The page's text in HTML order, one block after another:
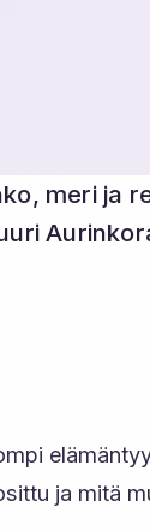
meri ja
ja mitä